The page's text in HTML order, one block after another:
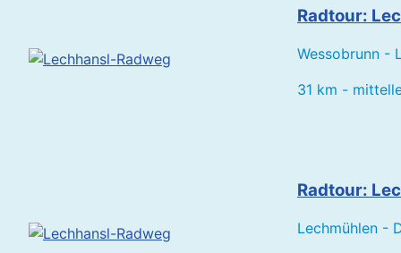
Radtour:
Wessobrunn -
31 km -
Radtour:
Lechmühlen -